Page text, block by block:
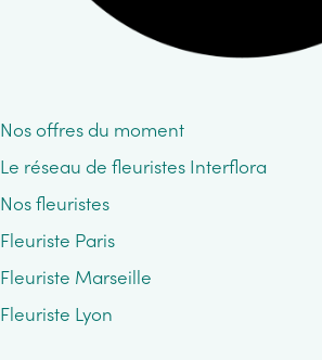
Nos offres du moment
Le réseau de fleuristes Interflora
Nos fleuristes
Fleuriste Paris
Fleuriste Marseille
Fleuriste Lyon